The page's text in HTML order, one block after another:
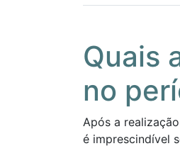
Quais
no
Após a
é imprescindível